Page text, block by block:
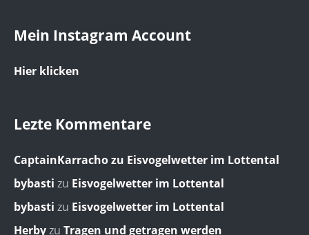
Mein Instagram Account
Hier klicken
Lezte Kommentare
CaptainKarrachozu Eisvogelwetter im Lottental
bybasti zu Eisvogelwetter im Lottental
bybasti zu Eisvogelwetter im Lottental
Herbyzu Tragen und getragen werden